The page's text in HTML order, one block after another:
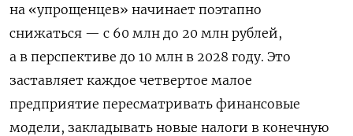
на «упрощенцев» начинает поэтапно
снижаться — с 60 млн до 20 млн рублей,
а в перспективе до 10 млн в 2028 году. Это
заставляет каждое четвертое малое
предприятие пересматривать финансовые
модели, закладывать новые налоги в конечную